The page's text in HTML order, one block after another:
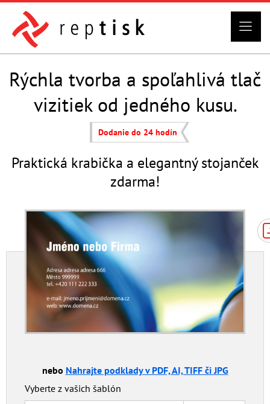
Rýchla tvorba a spoľahlivá tlač
vizitiek od jedného kusu.
Dodanie do 24 hodín
Praktická krabička a elegantný stojanček
zdarma!
nebo Nahrajte podklady v PDF, AI, TIFF či JPG
Vyberte z vašich šablón